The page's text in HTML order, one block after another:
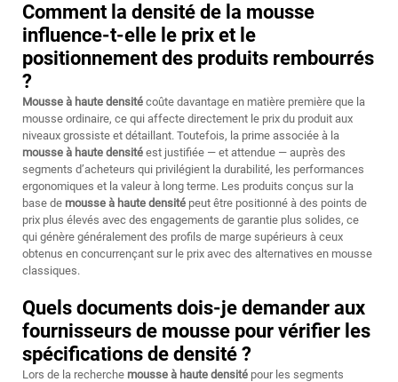
Comment la densité de la mousse
influence-t-elle le prix et le
positionnement des produits rembourrés
?
Mousse à haute densité coûte davantage en matière première que la
mousse ordinaire, ce qui affecte directement le prix du produit aux
niveaux grossiste et détaillant. Toutefois, la prime associée à la
mousse à haute densité est justifiée — et attendue — auprès des
segments d’acheteurs qui privilégient la durabilité, les performances
ergonomiques et la valeur à long terme. Les produits conçus sur la
base de mousse à haute densité peut être positionné à des points de
prix plus élevés avec des engagements de garantie plus solides, ce
qui génère généralement des profils de marge supérieurs à ceux
obtenus en concurrençant sur le prix avec des alternatives en mousse
classiques.
Quels documents dois-je demander aux
fournisseurs de mousse pour vérifier les
spécifications de densité ?
Lors de la recherche mousse à haute densité pour les segments